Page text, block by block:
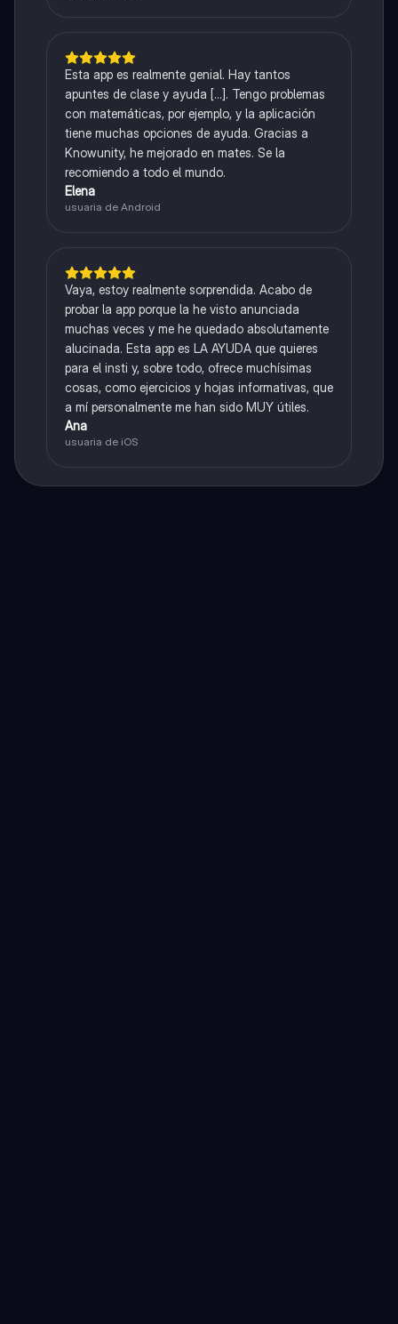
Esta app es realmente genial. Hay tantos
apuntes de clase y ayuda [...]. Tengo problemas
con matemáticas, por ejemplo, y la aplicación
tiene muchas opciones de ayuda. Gracias a
Knowunity, he mejorado en mates. Se la
recomiendo a todo el mundo.
Elena
usuaria de Android
Vaya, estoy realmente sorprendida. Acabo de
probar la app porque la he visto anunciada
muchas veces y me he quedado absolutamente
alucinada. Esta app es LA AYUDA que quieres
para el insti y, sobre todo, ofrece muchísimas
cosas, como ejercicios y hojas informativas, que
a mí personalmente me han sido MUY útiles.
Ana
usuaria de iOS